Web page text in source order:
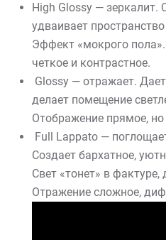
High Glossy — зеркалит.
удваивает
Эффект «мокрого
четкое и контрастное.
Glossy — отражает.
делает помещение
Отображение прямое, но
Full Lappato —
Создает бархатное,
Свет «тонет» в
Отражение сложное,